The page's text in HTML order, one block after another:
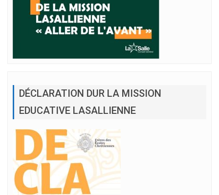
DÉCLARATION DUR LA MISSION
EDUCATIVE LASALLIENNE